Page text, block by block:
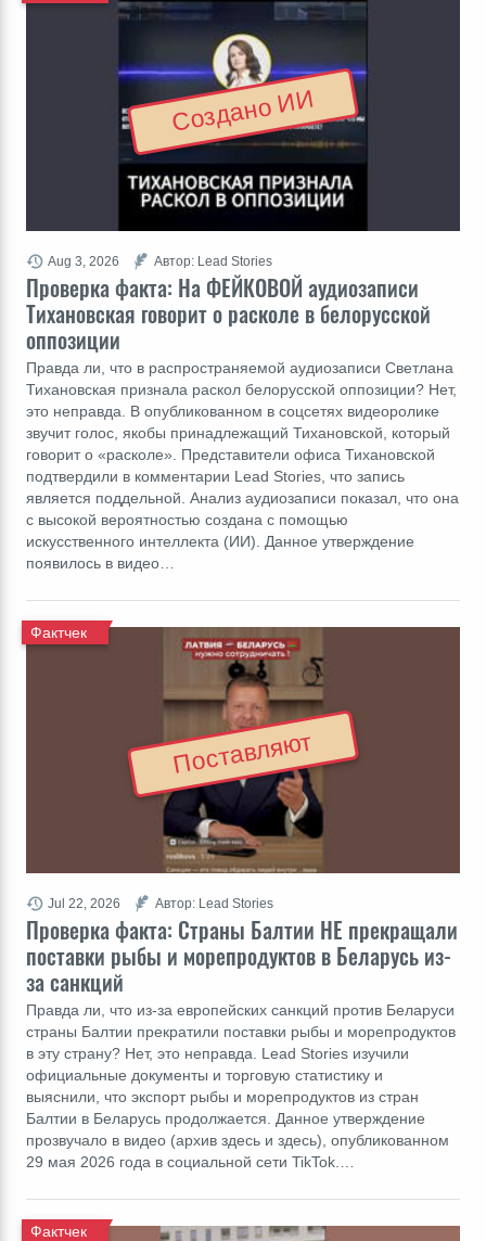
Проверка факта: На ФЕЙКОВОЙ аудиозаписи
Тихановская говорит о расколе в белорусской
оппозиции
Правда ли, что в распространяемой аудиозаписи Светлана
Тихановская признала раскол белорусской оппозиции? Нет,
это неправда. В опубликованном в соцсетях видеоролике
звучит голос, якобы принадлежащий Тихановской, который
говорит о «расколе». Представители офиса Тихановской
подтвердили в комментарии Lead Stories, что запись
является поддельной. Анализ аудиозаписи показал, что она
с высокой вероятностью создана с помощью
искусственного интеллекта (ИИ). Данное утверждение
появилось в видео…
Aug 3, 2026 Автор: Lead Stories
Создано ИИ
Проверка факта: Cтраны Балтии НЕ прекращали
поставки рыбы и морепродуктов в Беларусь из-
за санкций
Фактчек
Правда ли, что из-за европейских санкций против Беларуси
страны Балтии прекратили поставки рыбы и морепродуктов
в эту страну? Нет, это неправда. Lead Stories изучили
официальные документы и торговую статистику и
выяснили, что экспорт рыбы и морепродуктов из стран
Балтии в Беларусь продолжается. Данное утверждение
прозвучало в видео (архив здесь и здесь), опубликованном
29 мая 2026 года в социальной сети TikTok.…
Jul 22, 2026 Автор: Lead Stories
Поставляют
Фактчек